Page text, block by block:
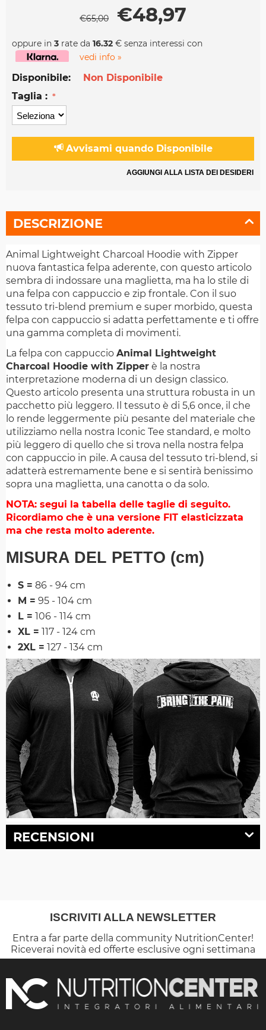
€65,00 €48,97
oppure in 3 rate da 16.32 € senza interessi con
vedi info »
Disponibile:
Non Disponibile
Taglia :
Avvisami quando Disponibile
AGGIUNGI ALLA LISTA DEI DESIDERI
DESCRIZIONE
Animal Lightweight Charcoal Hoodie with Zipper
nuova fantastica felpa aderente, con questo articolo
sembra di indossare una maglietta, ma ha lo stile di
una felpa con cappuccio e zip frontale. Con il suo
tessuto tri-blend premium e super morbido, questa
felpa con cappuccio si adatta perfettamente e ti offre
una gamma completa di movimenti.
La felpa con cappuccio Animal Lightweight
Charcoal Hoodie with Zipper è la nostra
interpretazione moderna di un design classico.
Questo articolo presenta una struttura robusta in un
pacchetto più leggero. Il tessuto è di 5,6 once, il che
lo rende leggermente più pesante del materiale che
utilizziamo nella nostra Iconic Tee standard, e molto
più leggero di quello che si trova nella nostra felpa
con cappuccio in pile. A causa del tessuto tri-blend, si
adatterà estremamente bene e si sentirà benissimo
sopra una maglietta, una canotta o da solo.
NOTA: segui la tabella delle taglie di seguito.
Ricordiamo che è una versione FIT elasticizzata
ma che resta molto aderente.
MISURA DEL PETTO (cm)
S = 86 - 94 cm
M = 95 - 104 cm
L = 106 - 114 cm
XL = 117 - 124 cm
2XL = 127 - 134 cm
RECENSIONI
ISCRIVITI ALLA NEWSLETTER
Entra a far parte della community NutritionCenter!
Riceverai novità ed offerte esclusive ogni settimana